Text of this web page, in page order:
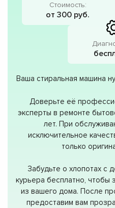
Стоимость:
от 300 руб.
Ваша стиральная машина
Доверьте её
эксперты в ремонте
лет. При
исключительное
только
Забудьте о хлопотах с
курьера бесплатно, чтобы
из вашего дома. После
предоставим вам